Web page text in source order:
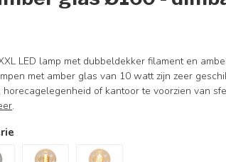
LED lamp met dubbeldekker filament en
met amber glas van 10 watt zijn zeer
of kantoor te voorzien van
.